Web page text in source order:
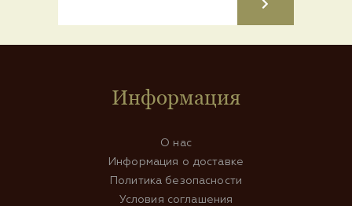
Информация
О нас
Информация о доставке
Политика безопасности
Условия соглашения